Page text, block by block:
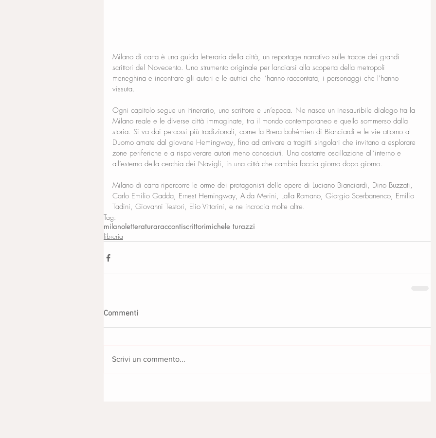
Milano di carta è una guida letteraria della città, un reportage narrativo sulle tracce dei grandi
scrittori del Novecento. Uno strumento originale per lanciarsi alla scoperta della metropoli
meneghina e incontrare gli autori e le autrici che l’hanno raccontata, i personaggi che l’hanno
vissuta.
Ogni capitolo segue un itinerario, uno scrittore e un’epoca. Ne nasce un inesauribile dialogo tra la
Milano reale e le diverse città immaginate, tra il mondo contemporaneo e quello sommerso dalla
storia. Si va dai percorsi più tradizionali, come la Brera bohémien di Bianciardi e le vie attorno al
Duomo amate dal giovane Hemingway, fino ad arrivare a tragitti singolari che invitano a esplorare
zone periferiche e a rispolverare autori meno conosciuti. Una costante oscillazione all’interno e
all’esterno della cerchia dei Navigli, in una città che cambia faccia giorno dopo giorno.
Milano di carta ripercorre le orme dei protagonisti delle opere di Luciano Bianciardi, Dino Buzzati,
Carlo Emilio Gadda, Ernest Hemingway, Alda Merini, Lalla Romano, Giorgio Scerbanenco, Emilio
Tadini, Giovanni Testori, Elio Vittorini, e ne incrocia molte altre.
Tag:
milanoletteraturaraccontiscrittorimichele turazzi
libreria
Commenti
Scrivi un commento...